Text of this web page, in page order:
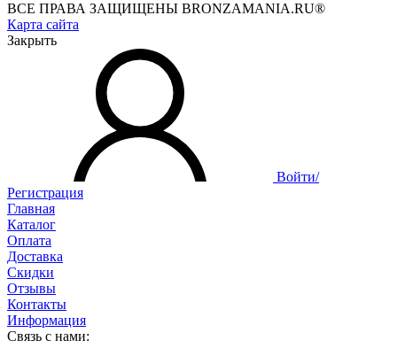
ВСЕ ПРАВА ЗАЩИЩЕНЫ BRONZAMANIA.RU®
Карта сайта
Закрыть
Войти/
Регистрация
Главная
Каталог
Оплата
Доставка
Скидки
Отзывы
Контакты
Информация
Связь с нами: